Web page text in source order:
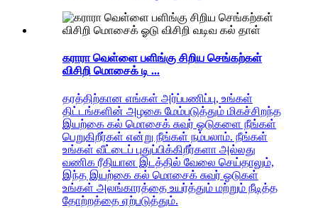
கராரா வெள்ளை பளிங்கு சிறிய செங்கற்கள்
விசிறி மொசைக் டி ...
தரத்திற்கான எங்கள் அர்ப்பணிப்பு, உங்கள்
திட்டங்களின் அழகை மேம்படுத்தும் மிகச்சிறந்த
இயற்கை கல் மொசைக் சுவர் ஓடுகளை நீங்கள்
பெறுகிறீர்கள் என்று நீங்கள் நம்பலாம். நீங்கள்
உங்கள் வீட்டைப் புதுப்பிக்கிறீர்களா அல்லது
வணிக ரீதியான இடத்தில் வேலை செய்தாலும்,
இந்த இயற்கை கல் மொசைக் சுவர் ஓடுகள்
உங்கள் அலங்காரத்தை உயர்த்தும் மற்றும் நீடித்த
தோற்றத்தை ஏற்படுத்தும்.